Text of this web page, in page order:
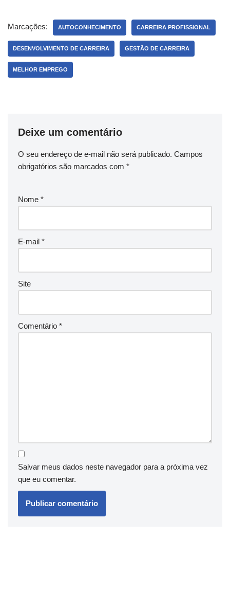
Marcações: AUTOCONHECIMENTO CARREIRA PROFISSIONAL
DESENVOLVIMENTO DE CARREIRA GESTÃO DE CARREIRA
MELHOR EMPREGO
Deixe um comentário
O seu endereço de e-mail não será publicado. Campos
obrigatórios são marcados com *
Nome *
E-mail *
Site
Comentário *
Salvar meus dados neste navegador para a próxima vez
que eu comentar.